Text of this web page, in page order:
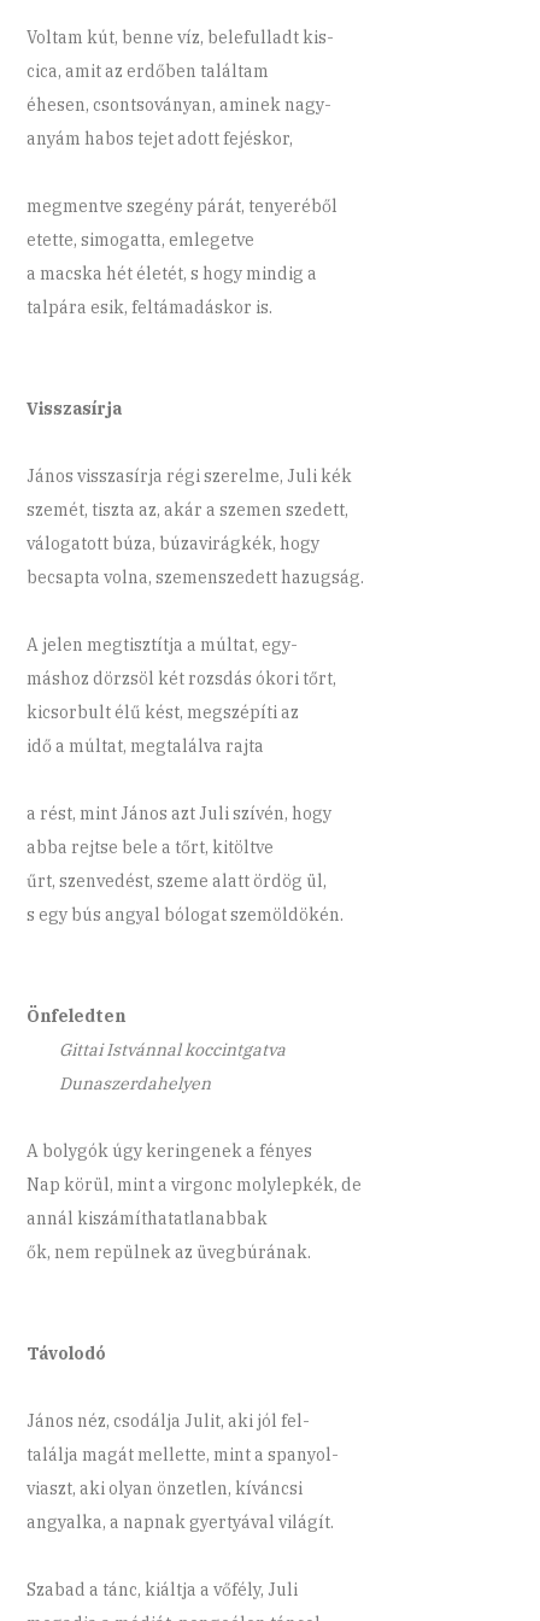
Voltam kút, benne víz, belefulladt kis-
cica, amit az erdőben találtam
éhesen, csontsoványan, aminek nagy-
anyám habos tejet adott fejéskor,
megmentve szegény párát, tenyeréből
etette, simogatta, emlegetve
a macska hét életét, s hogy mindig a
talpára esik, feltámadáskor is.
Visszasírja
János visszasírja régi szerelme, Juli kék
szemét, tiszta az, akár a szemen szedett,
válogatott búza, búzavirágkék, hogy
becsapta volna, szemenszedett hazugság.
A jelen megtisztítja a múltat, egy-
máshoz dörzsöl két rozsdás ókori tőrt,
kicsorbult élű kést, megszépíti az
idő a múltat, megtalálva rajta
a rést, mint János azt Juli szívén, hogy
abba rejtse bele a tőrt, kitöltve
űrt, szenvedést, szeme alatt ördög ül,
s egy bús angyal bólogat szemöldökén.
Önfeledten
Gittai Istvánnal koccintgatva
Dunaszerdahelyen
A bolygók úgy keringenek a fényes
Nap körül, mint a virgonc molylepkék, de
annál kiszámíthatatlanabbak
ők, nem repülnek az üvegbúrának.
Távolodó
János néz, csodálja Julit, aki jól fel-
találja magát mellette, mint a spanyol-
viaszt, aki olyan önzetlen, kíváncsi
angyalka, a napnak gyertyával világít.
Szabad a tánc, kiáltja a vőfély, Juli